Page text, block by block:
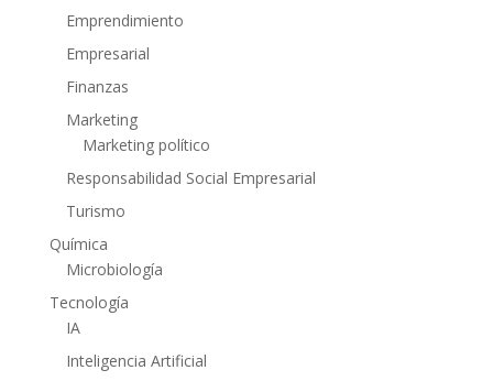
Emprendimiento
Empresarial
Finanzas
Marketing
Marketing político
Responsabilidad Social Empresarial
Turismo
Química
Microbiología
Tecnología
IA
Inteligencia Artificial